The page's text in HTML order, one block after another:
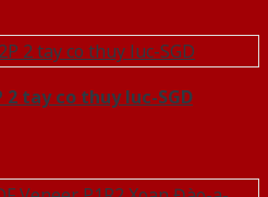
2 tay co thuy luc-SGD